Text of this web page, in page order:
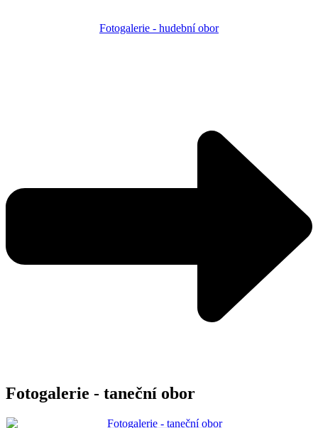
Fotogalerie - hudební obor
Fotogalerie - taneční obor